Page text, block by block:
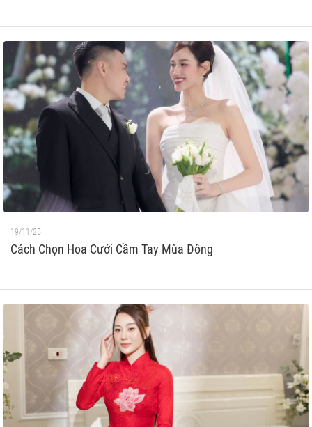
19/11/25
Cách Chọn Hoa Cưới Cầm Tay Mùa Đông